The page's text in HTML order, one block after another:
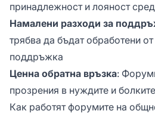
принадлежност и лояност
Намалени разходи за
трябва да бъдат обработени
поддръжка
Ценна обратна връзка:
прозрения в нуждите и
Как работят форумите на